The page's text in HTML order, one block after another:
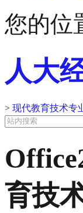
您的位
人大
> 现代教育技术专
育技